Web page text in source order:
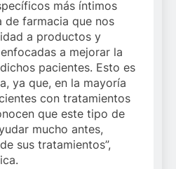
más íntimos
farmacia que nos
a productos y
a mejorar la
pacientes. Esto es
ya que, en la mayoría
con tratamientos
que este tipo de
mucho antes,
sus tratamientos”,